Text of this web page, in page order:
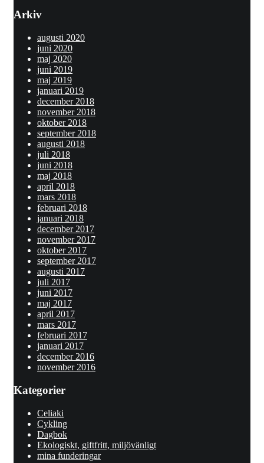
Arkiv
augusti 2020
juni 2020
maj 2020
juni 2019
maj 2019
januari 2019
december 2018
november 2018
oktober 2018
september 2018
augusti 2018
juli 2018
juni 2018
maj 2018
april 2018
mars 2018
februari 2018
januari 2018
december 2017
november 2017
oktober 2017
september 2017
augusti 2017
juli 2017
juni 2017
maj 2017
april 2017
mars 2017
februari 2017
januari 2017
december 2016
november 2016
Kategorier
Celiaki
Cykling
Dagbok
Ekologiskt, giftfritt, miljövänligt
mina funderingar